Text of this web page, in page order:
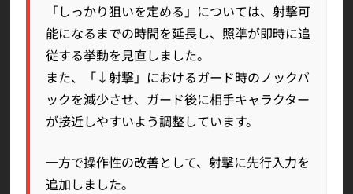
「しっかり狙いを定める」については、射撃可
能になるまでの時間を延長し、照準が即時に追
従する挙動を見直しました。
また、「↓射撃」におけるガード時のノックバ
ックを減少させ、ガード後に相手キャラクター
が接近しやすいよう調整しています。
一方で操作性の改善として、射撃に先行入力を
追加しました。